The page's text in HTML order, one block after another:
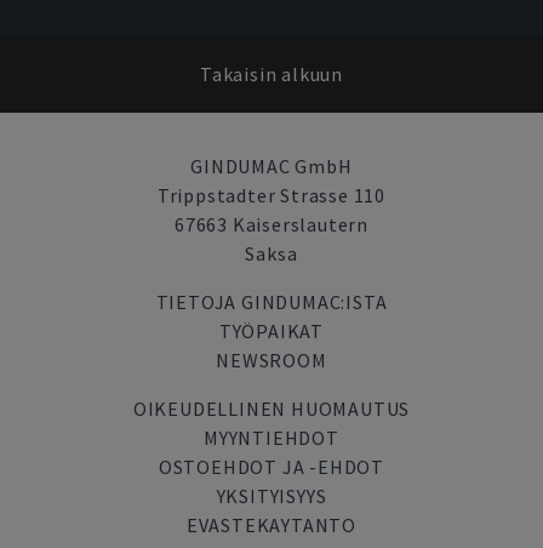
Takaisin alkuun
GINDUMAC GmbH
Trippstadter Strasse 110
67663 Kaiserslautern
Saksa
TIETOJA GINDUMAC:ISTA
TYÖPAIKAT
NEWSROOM
OIKEUDELLINEN HUOMAUTUS
MYYNTIEHDOT
OSTOEHDOT JA -EHDOT
YKSITYISYYS
EVASTEKAYTANTO